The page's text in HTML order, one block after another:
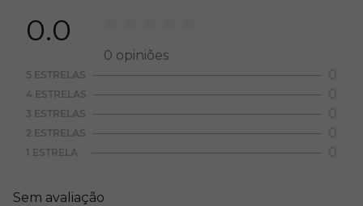
0.0
0 opiniões
5 ESTRELAS 0
4 ESTRELAS 0
3 ESTRELAS 0
2 ESTRELAS 0
1 ESTRELA 0
Sem avaliação